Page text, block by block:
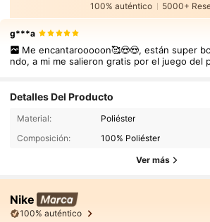
100% auténtico 5000+
g***a
Me encantarooooon🥰😍😍, están super
ndo, a mi me salieron gratis por el juego del
Detalles Del Producto
Material:
Poliéster
Composición:
100% Poliéster
Ver más
Nike
100% auténtico